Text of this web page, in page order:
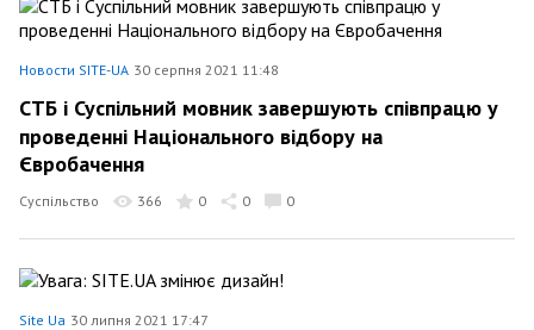
Новости SITE-UA 30 серпня 2021 11:48
СТБ і Суспільний мовник завершують співпрацю у
проведенні Національного відбору на
Євробачення
Суспільство 366 0 0 0
Site Ua 30 липня 2021 17:47